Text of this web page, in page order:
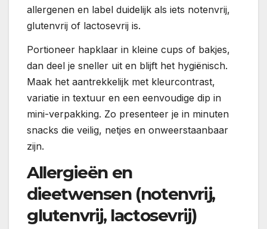
allergenen en label duidelijk als iets notenvrij,
glutenvrij of lactosevrij is.
Portioneer hapklaar in kleine cups of bakjes,
dan deel je sneller uit en blijft het hygiënisch.
Maak het aantrekkelijk met kleurcontrast,
variatie in textuur en een eenvoudige dip in
mini-verpakking. Zo presenteer je in minuten
snacks die veilig, netjes en onweerstaanbaar
zijn.
Allergieën en
dieetwensen (notenvrij,
glutenvrij, lactosevrij)